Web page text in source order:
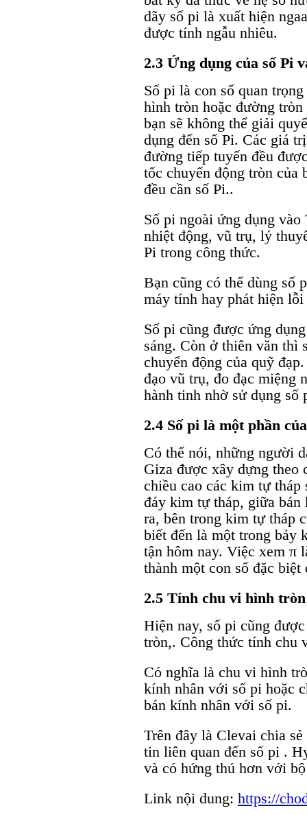
dãy số pi là xuất hiện
được tính ngẫu nhiêu.
2.3 Ứng dụng của số Pi
Số pi là con số quan
hình tròn hoặc đường
bạn sẽ không thể giải
dụng đến số Pi. Các giá
đường tiếp tuyến đều
tốc chuyển động tròn của
đều cần số Pi..
Số pi ngoài ứng dụng
nhiệt động, vũ trụ, lý
Pi trong công thức.
Bạn cũng có thể dùng số
máy tính hay phát hiện
Số pi cũng được ứng
sáng. Còn ở thiên văn thì
chuyển động của quỹ
đạo vũ trụ, đo đạc miệng
hành tinh nhờ sử dụng số
2.4 Số pi là một phần
Có thể nói, những người
Giza được xây dựng theo
chiều cao các kim tự
đáy kim tự tháp, giữa
ra, bên trong kim tự tháp
biết đến là một trong bảy
tận hôm nay. Việc xem π
thành một con số đặc
2.5 Tính chu vi hình
Hiện nay, số pi cũng
tròn,. Công thức tính chu
Có nghĩa là chu vi hình
kính nhân với số pi hoặc
bán kính nhân với số pi.
Trên đây là Clevai chia
tin liên quan đến số pi .
và có hứng thú hơn với
Link nội dung: https://